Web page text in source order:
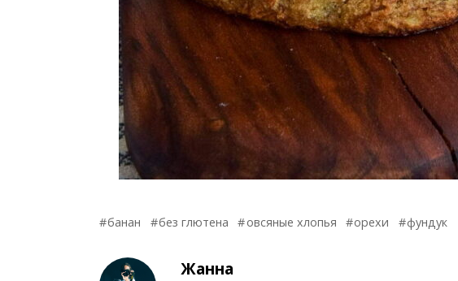
банан без глютена овсяные хлопья орехи фундук
Жанна